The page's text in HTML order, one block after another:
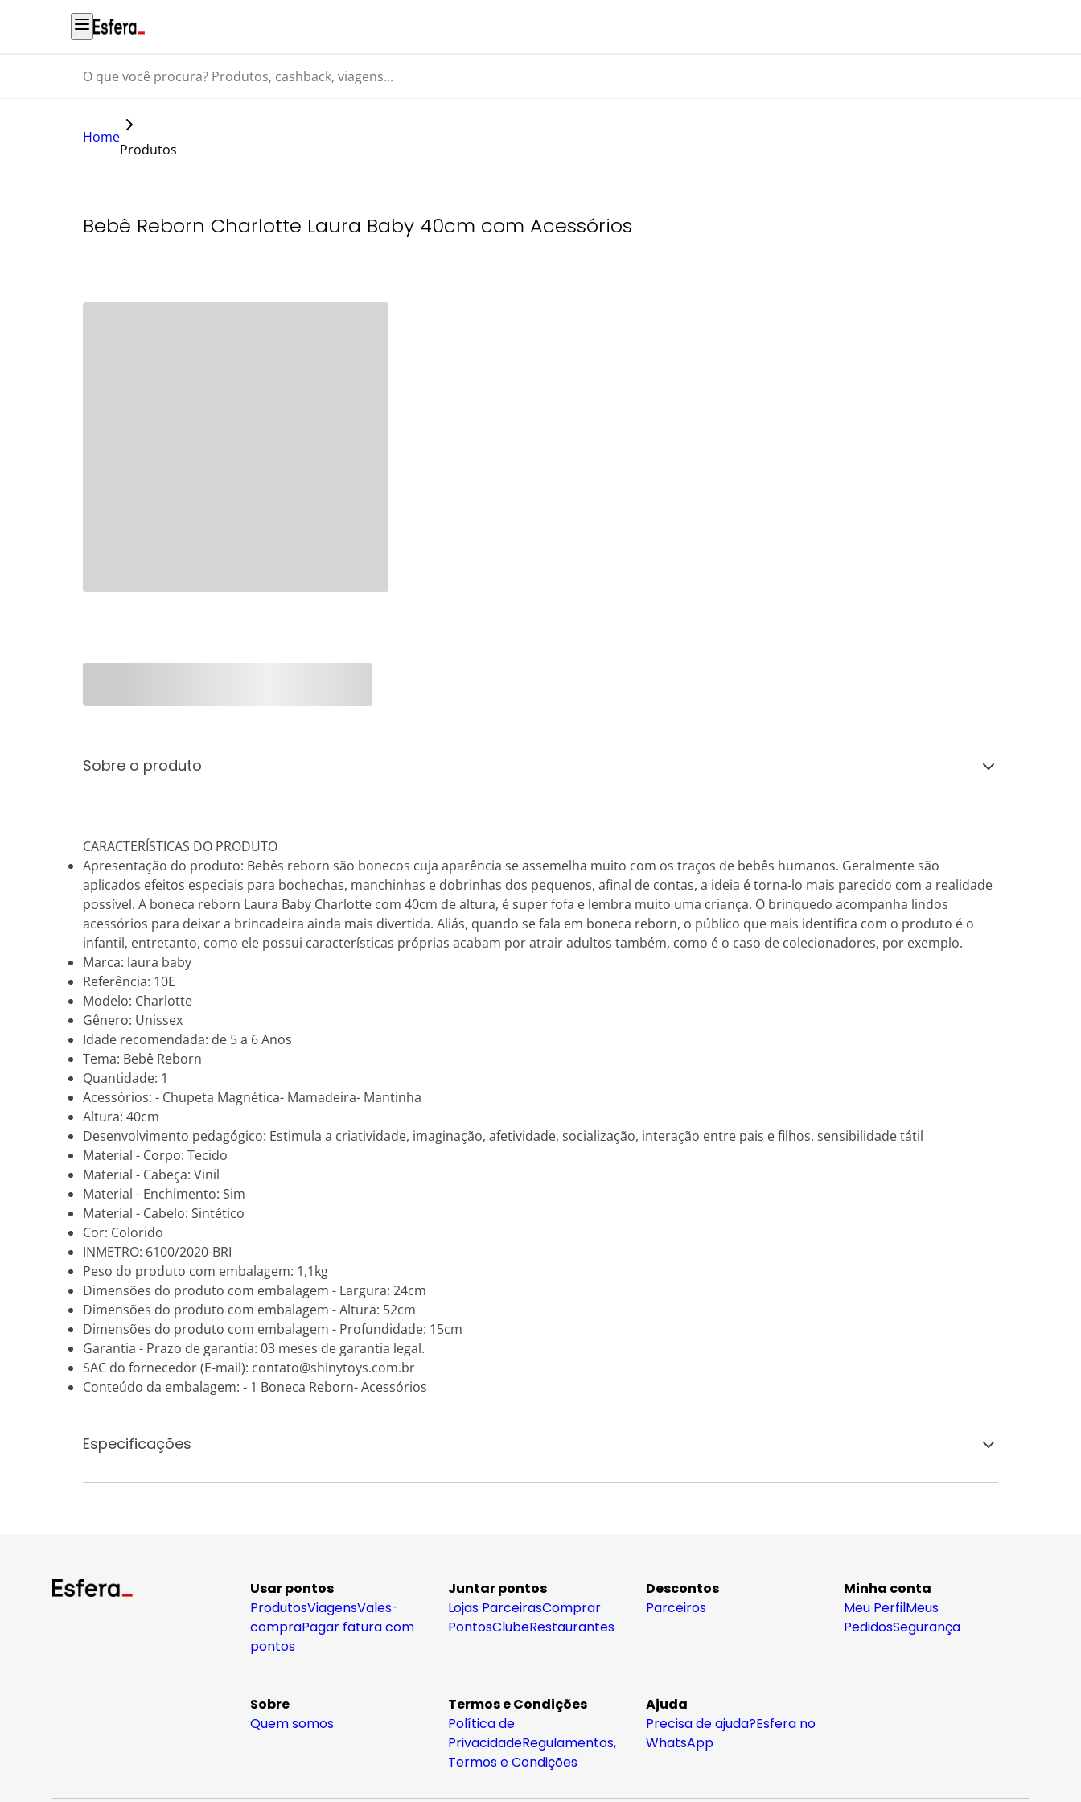
O que você procura? Produtos, cashback, viagens...
Home
Produtos
Bebê Reborn Charlotte Laura Baby 40cm com Acessórios
Sobre o produto
CARACTERÍSTICAS DO PRODUTO
Apresentação do produto: Bebês reborn são bonecos cuja aparência se assemelha muito com os traços de bebês humanos. Geralmente são
aplicados efeitos especiais para bochechas, manchinhas e dobrinhas dos pequenos, afinal de contas, a ideia é torna-lo mais parecido com a realidade
possível. A boneca reborn Laura Baby Charlotte com 40cm de altura, é super fofa e lembra muito uma criança. O brinquedo acompanha lindos
acessórios para deixar a brincadeira ainda mais divertida. Aliás, quando se fala em boneca reborn, o público que mais identifica com o produto é o
infantil, entretanto, como ele possui características próprias acabam por atrair adultos também, como é o caso de colecionadores, por exemplo.
Marca: laura baby
Referência: 10E
Modelo: Charlotte
Gênero: Unissex
Idade recomendada: de 5 a 6 Anos
Tema: Bebê Reborn
Quantidade: 1
Acessórios: - Chupeta Magnética- Mamadeira- Mantinha
Altura: 40cm
Desenvolvimento pedagógico: Estimula a criatividade, imaginação, afetividade, socialização, interação entre pais e filhos, sensibilidade tátil
Material - Corpo: Tecido
Material - Cabeça: Vinil
Material - Enchimento: Sim
Material - Cabelo: Sintético
Cor: Colorido
INMETRO: 6100/2020-BRI
Peso do produto com embalagem: 1,1kg
Dimensões do produto com embalagem - Largura: 24cm
Dimensões do produto com embalagem - Altura: 52cm
Dimensões do produto com embalagem - Profundidade: 15cm
Garantia - Prazo de garantia: 03 meses de garantia legal.
SAC do fornecedor (E-mail): contato@shinytoys.com.br
Conteúdo da embalagem: - 1 Boneca Reborn- Acessórios
Especificações
Usar pontos
ProdutosViagensVales-
compraPagar fatura com
pontos
Juntar pontos
Lojas ParceirasComprar
PontosClubeRestaurantes
Descontos
Parceiros
Minha conta
Meu PerfilMeus
PedidosSegurança
Sobre
Quem somos
Termos e Condições
Política de
PrivacidadeRegulamentos,
Termos e Condições
Ajuda
Precisa de ajuda?Esfera no
WhatsApp